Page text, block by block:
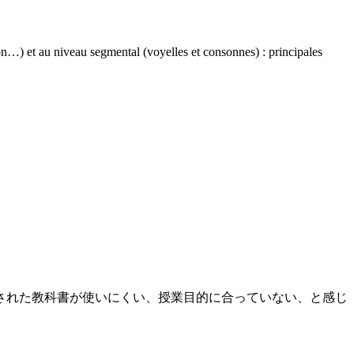
et au niveau segmental (voyelles et consonnes) : principales
た教科書が使いにくい、授業目的に合っていない、と感じ